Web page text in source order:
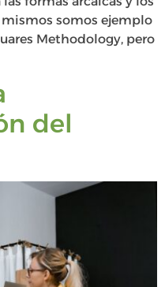
somos ejemplo
Methodology, pero
del